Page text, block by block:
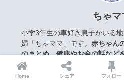
ちゃマ
小学3年生の車好き息子がいる
婦「ちゃママ」です。 赤ちゃん
のまとめ、健康やお金の話など
詳細プロフ
Home シェア フォロー